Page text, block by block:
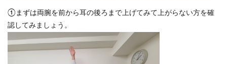
①まずは両腕を前から耳の後ろまで上げてみて上がらない方を確
認してみましょう。